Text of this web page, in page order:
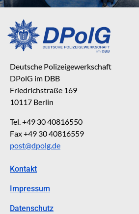
Deutsche Polizeigewerkschaft
DPolG im DBB
Friedrichstraße 169
10117 Berlin
Tel. +49 30 40816550
Fax +49 30 40816559
post@dpolg.de
Kontakt
Impressum
Datenschutz